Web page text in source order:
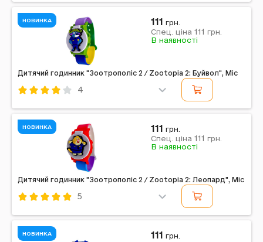
Комбінований
Примітка: Упаковка: Без упаковки | Вага в упаковці:
20 г | Габарити в упаковці: 20 x 4 x 2 см | Країна-
виробник: Китай | Комплектація: Дитячий...
НОВИНКА
Дитячий годинник "Зоотрополіс 2 / Zootopia 2: Буйвол", Mic
4
Комбінований
Примітка: Упаковка: Без упаковки | Тип батарейок:
AG13 | Батарейки в комплекті: Є | Вага в упаковці: 15 г
| Габарити в упаковці: 20 x 1,8 x 4 см |...
111 грн.
Спец. ціна 111 грн.
В наявності
НОВИНКА
Дитячий годинник "Зоотрополіс 2 / Zootopia 2: Леопард", Mic
5
Комбінований
111 грн.
Спец. ціна 111 грн.
В наявності
НОВИНКА 111 грн.